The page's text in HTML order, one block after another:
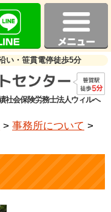
い・笹貫電停徒歩5分
社会保険労務士法人ウィルへ
> 事務所について >